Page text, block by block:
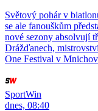
Světový pohár v
se ale fanouškům
nové sezony absolvují
Drážďanech,
One Festival v
SportWin
dnes, 08:40